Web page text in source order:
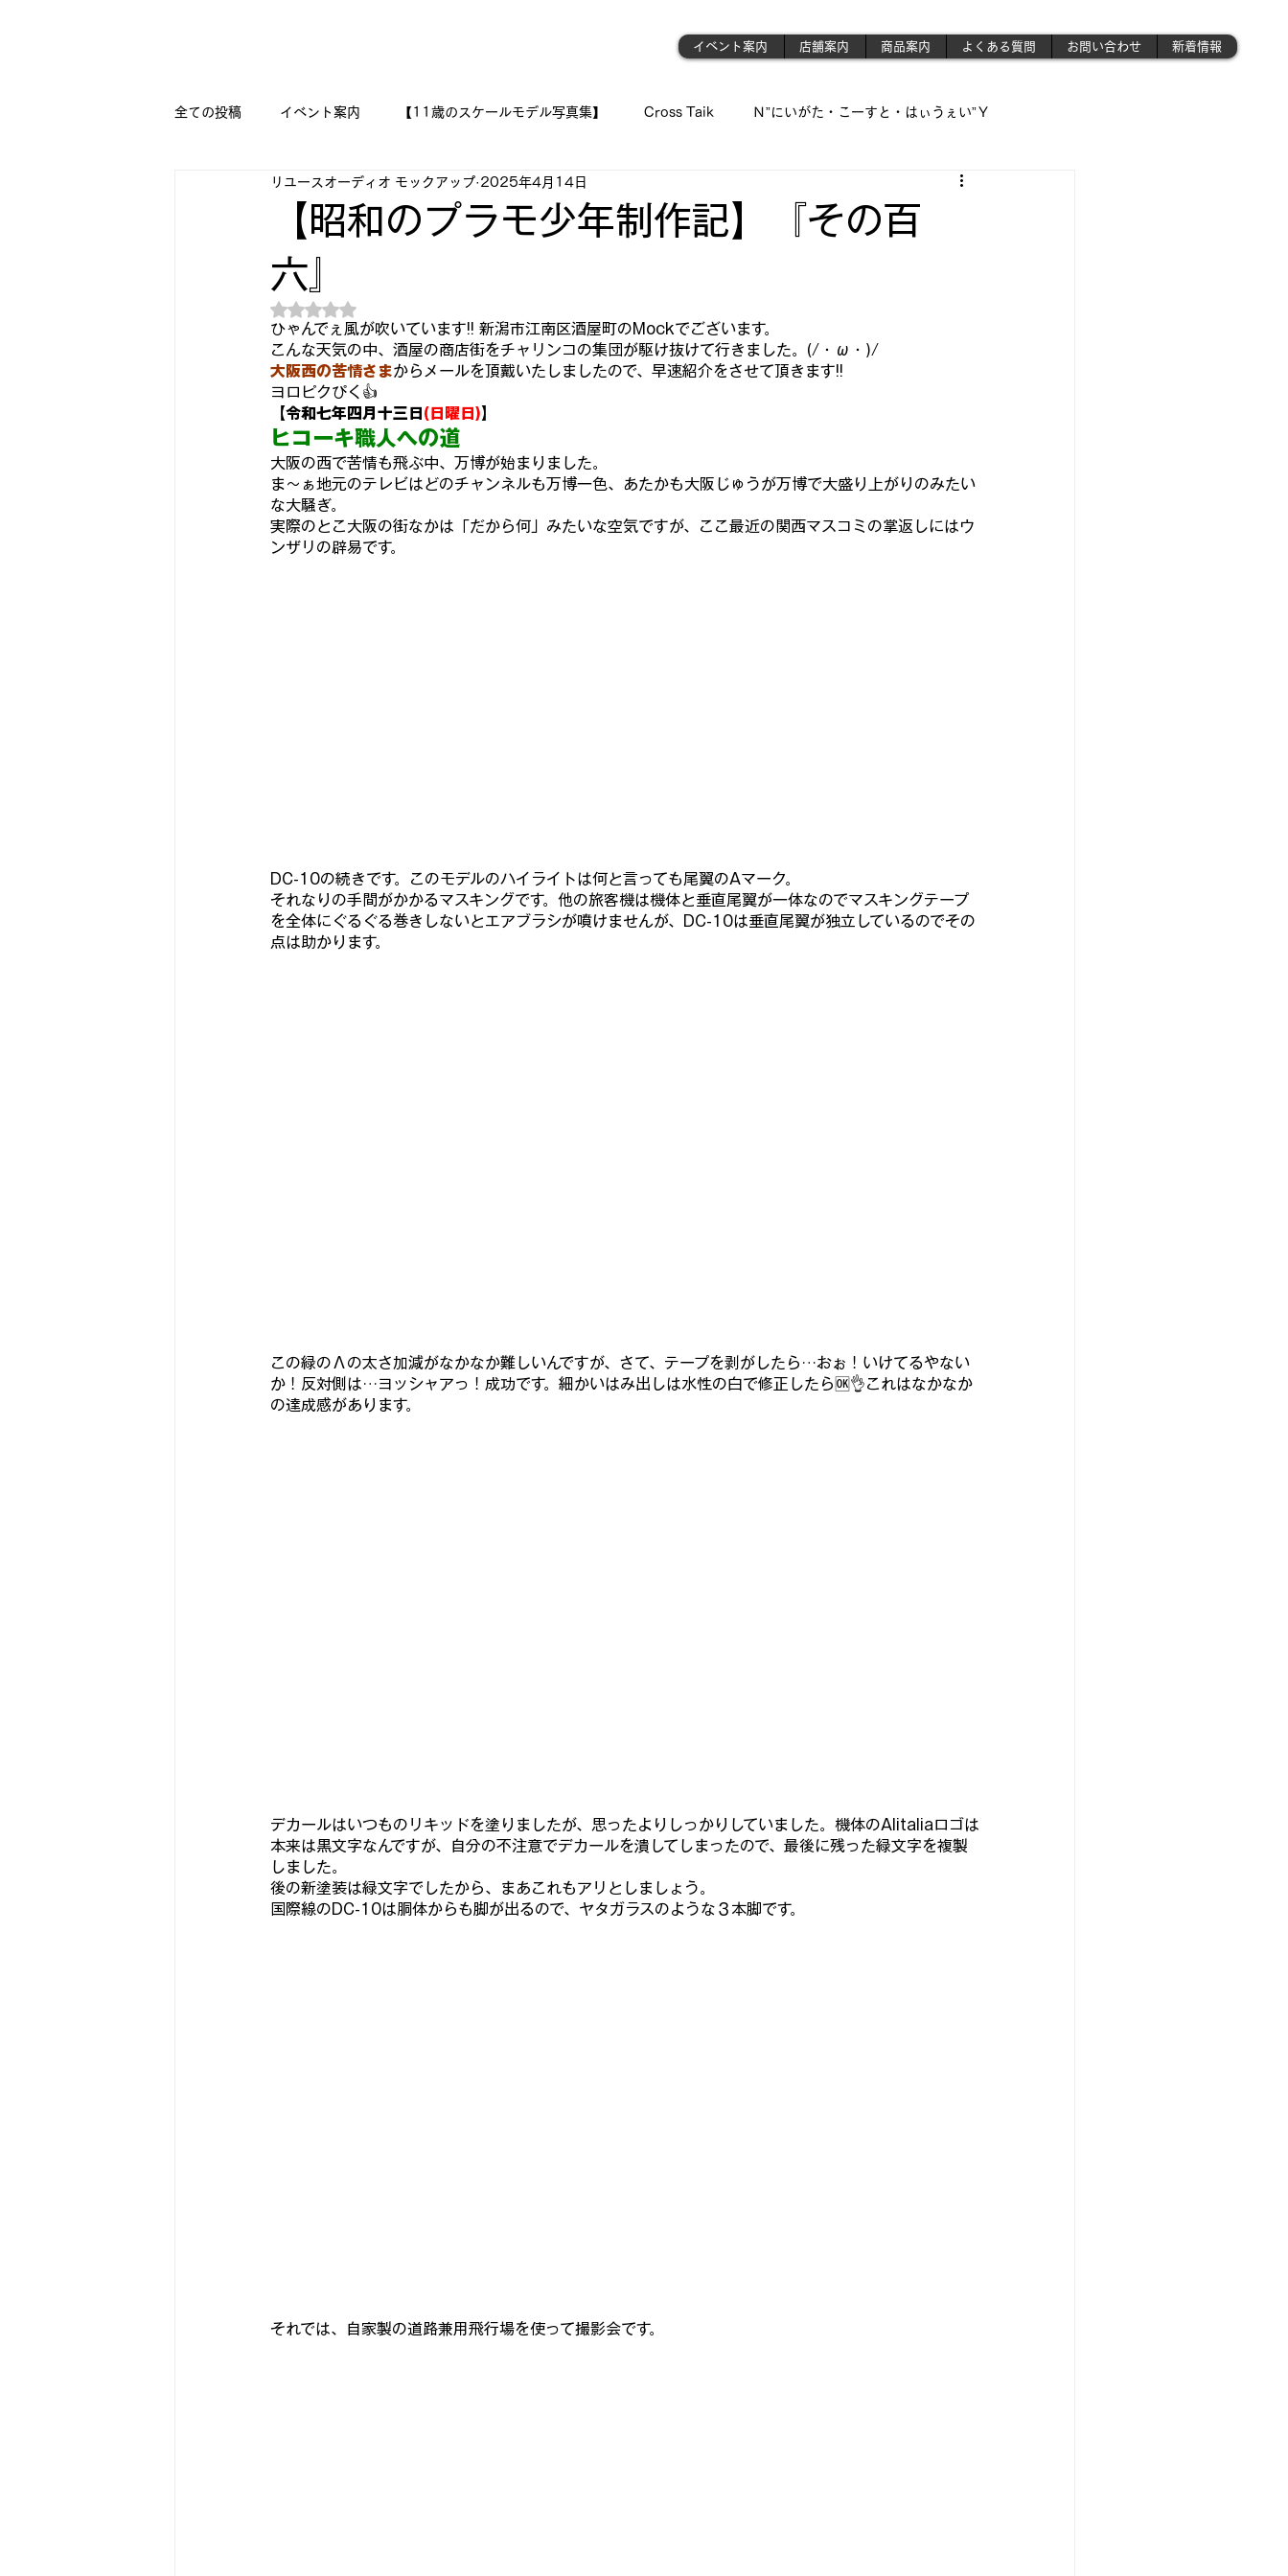
イベント案内 店舗案内 商品案内 よくある質問 お問い合わせ 新着情報
全ての投稿 イベント案内 【11歳のスケールモデル写真集】 Cross Taik Ｎ”にいがた・こーすと・はぃうぇい”Ｙ
【二刀流モデラー奮闘記】 Mockupの音波実習室!!
『今日は美術の時間です!!』
🔧メカニックの作品集 🔨 🛩 我が青春のプラ模型 🛥 『モデラーＮ氏の製作記録』 《 おっさんの作業場 》('ω')ノ
DESSAU PRAMO WORKS ジェット・モデルよ !! 空へ✈
古いアンプをちっとばか楽しむ 海外スピーカーを聴く ヴィンテージ国産スピーカーを聴く 店主のひとりごと
【昭和のプラモ少年制作記】『その百
六』
リユースオーディオ モックアップ 2025年4月14日
5つ星のうちNaNと評価されています。
ひゃんでぇ風が吹いています!! 新潟市江南区酒屋町のMockでございます。
こんな天気の中、酒屋の商店街をチャリンコの集団が駆け抜けて行きました。(/・ω・)/
大阪西の苦情さまからメールを頂戴いたしましたので、早速紹介をさせて頂きます!!
ヨロピクぴく👍
【令和七年四月十三日 (日曜日)】
ヒコーキ職人への道
大阪の西で苦情も飛ぶ中、万博が始まりました。
ま～ぁ地元のテレ ビはどのチャンネルも万博一色、あたかも大阪じゅうが万博で大盛り上がりのみたい
な大騒ぎ。
実際のとこ大阪の街なかは「だから何」みたいな空気ですが、ここ最近の関西マスコミの掌返しにはウ
ンザリの辟易です。
DC-10の続きです。このモデルのハイライトは何と言っても尾翼のAマーク。
それなりの手間がかかるマスキングです。他の旅客機は機体と垂直尾翼が一体なのでマスキングテープ
を全体にぐるぐる巻きしないとエアブラシが噴けませんが、DC-10は垂直尾翼が独立しているのでその
点は助かります。
この緑のΛの太さ加減がなかなか難しいんですが、さて、テープを剥がしたら…おぉ！いけてるやない
か！反対側は…ヨッシャアっ！成功です。細かいはみ出しは水性の白で修正したら🆗👌これはなかなか
の達成感があります。
デカールはいつものリキッドを塗りましたが、思ったよりしっかり していました。機体のAlitaliaロゴは
本来は黒文字なんですが、自分の不注意でデカールを潰してしまったので、最後に残った緑文字を複製
しました。
後の新塗装は緑文字でしたから、
まあこれもアリとしましょう。
国際線のDC-10は胴体からも脚が出るので、ヤタガラスのような３本脚です。
それでは、自家製の道路兼用飛行場を使って撮影会です。